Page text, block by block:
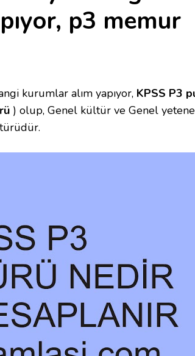
p3 memur
kurumlar alım yapıyor, KPSS P3
) olup, Genel kültür ve Genel
türüdür.